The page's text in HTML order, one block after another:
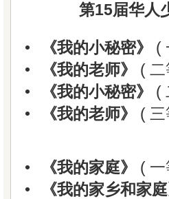
第15届华人
• 《我的小秘密》
(
•
《我的老师》
(
•
《我的小秘密》
(
•
《我的老师》 (
• 《我的家庭》
(
•
《我的家乡和家庭